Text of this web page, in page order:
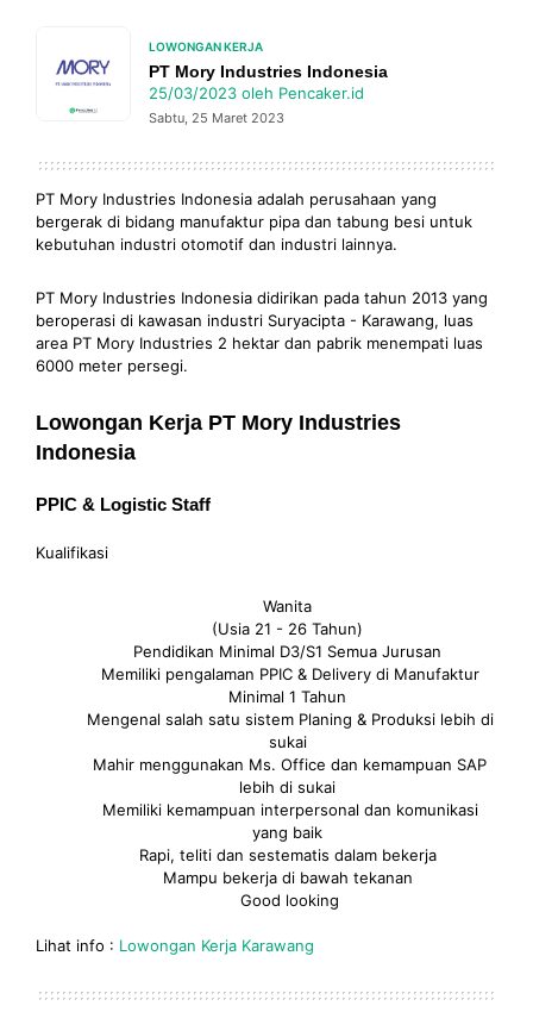
LOWONGAN KERJA
PT Mory Industries Indonesia
25/03/2023 oleh Pencaker.id
Sabtu, 25 Maret 2023
PT Mory Industries Indonesia adalah perusahaan yang
bergerak di bidang manufaktur pipa dan tabung besi untuk
kebutuhan industri otomotif dan industri lainnya.
PT Mory Industries Indonesia didirikan pada tahun 2013 yang
beroperasi di kawasan industri Suryacipta - Karawang, luas
area PT Mory Industries 2 hektar dan pabrik menempati luas
6000 meter persegi.
Lowongan Kerja PT Mory Industries
Indonesia
PPIC & Logistic Staff
Kualifikasi
Wanita
(Usia 21 - 26 Tahun)
Pendidikan Minimal D3/S1 Semua Jurusan
Memiliki pengalaman PPIC & Delivery di Manufaktur
Minimal 1 Tahun
Mengenal salah satu sistem Planing & Produksi lebih di
sukai
Mahir menggunakan Ms. Office dan kemampuan SAP
lebih di sukai
Memiliki kemampuan interpersonal dan komunikasi
yang baik
Rapi, teliti dan sestematis dalam bekerja
Mampu bekerja di bawah tekanan
Good looking
Lihat info : Lowongan Kerja Karawang